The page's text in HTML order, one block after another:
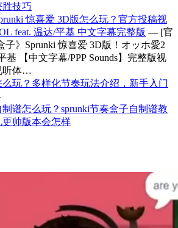
技巧
惊喜爱 3D版怎么玩？官方投稿视
feat. 温达/平基 中文字幕完整版 — [官
子》Sprunki 惊喜爱 3D版！オッホ愛2
基 【中文字幕/PPP Sounds】完整版视
听体…
么玩？多样化节奏玩法介绍，新手入门
制谱怎么玩？sprunki节奏盒子自制谱教
帅版本会怎样